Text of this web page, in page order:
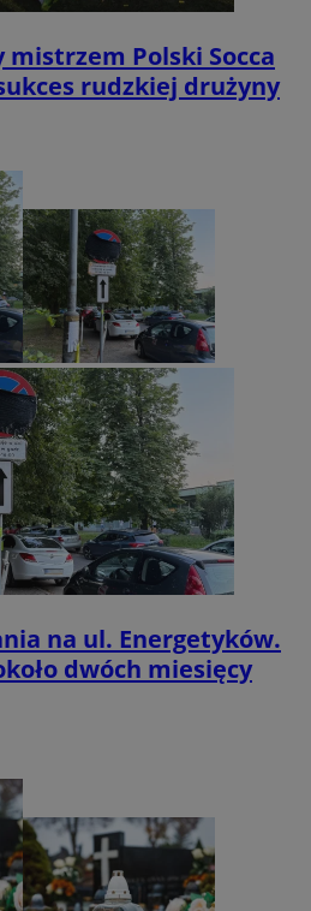
mistrzem Polski Socca
rudzkiej drużyny
na ul. Energetyków.
dwóch miesięcy